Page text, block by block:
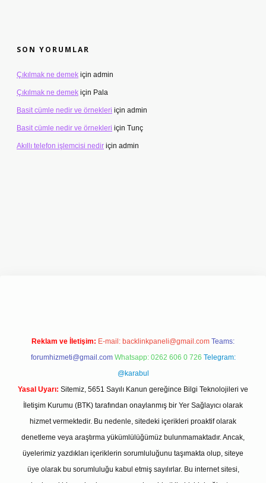
SON YORUMLAR
Çıkılmak ne demek için admin
Çıkılmak ne demek için Pala
Basit cümle nedir ve örnekleri için admin
Basit cümle nedir ve örnekleri için Tunç
Akıllı telefon işlemcisi nedir için admin
Reklam ve İletişim: E-mail: backlinkpaneli@gmail.com Teams:
forumhizmeti@gmail.com Whatsapp: 0262 606 0 726 Telegram:
@karabul
Yasal Uyarı: Sitemiz, 5651 Sayılı Kanun gereğince Bilgi Teknolojileri ve
İletişim Kurumu (BTK) tarafından onaylanmış bir Yer Sağlayıcı olarak
hizmet vermektedir. Bu nedenle, sitedeki içerikleri proaktif olarak
denetleme veya araştırma yükümlülüğümüz bulunmamaktadır. Ancak,
üyelerimiz yazdıkları içeriklerin sorumluluğunu taşımakta olup, siteye
üye olarak bu sorumluluğu kabul etmiş sayılırlar. Bu internet sitesi,